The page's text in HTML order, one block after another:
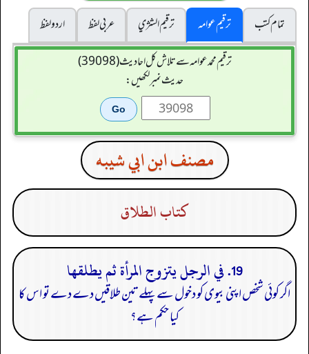
تمام کتب
ترقیم عوامہ ترقيم الشژي عربی لفظ
اردو لفظ
ترقیم محمدعوامہ سے تلاش کل احادیث (39098)
حدیث نمبر لکھیں:
مصنف ابن ابي شيبه
كتاب الطلاق
19. في الرجل يتزوج المرأة ثم يطلقها
اگر کوئی شخص اپنی بیوی کو دخول سے پہلے تین طلاقیں دے دے تو اس کا
کیا حکم ہے؟